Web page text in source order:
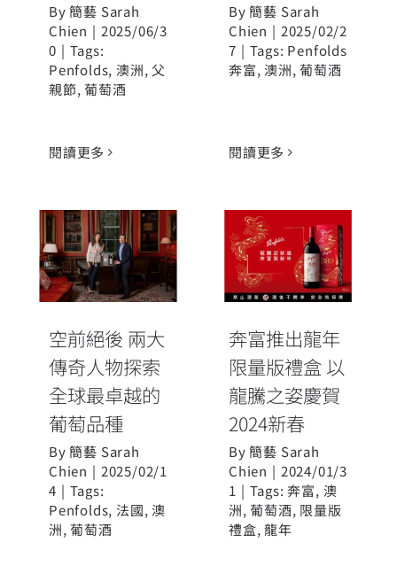
By簡藝 Sarah
Chien | 2025/06/3
0 | Tags:
Penfolds,澳洲, 父
親節,葡萄酒
閱讀更多
By簡藝 Sarah
Chien | 2025/02/2
7 | Tags: Penfolds
奔富,澳洲,葡萄酒
閱讀更多
空前絕後 兩大
傳奇人物探索
全球最卓越的
空前絕後 兩大
傳奇人物探索
全球最卓越的
葡萄品種
By簡藝 Sarah
Chien | 2025/02/1
4 | Tags:
Penfolds,法國,澳
洲,葡萄酒
奔富推出龍年
限量版禮盒 以
龍騰之姿慶賀
奔富推出龍年
限量版禮盒 以
龍騰之姿慶賀
2024新春
By簡藝 Sarah
Chien | 2024/01/3
1 | Tags:奔富, 澳
洲,葡萄酒, 限量版
禮盒,龍年